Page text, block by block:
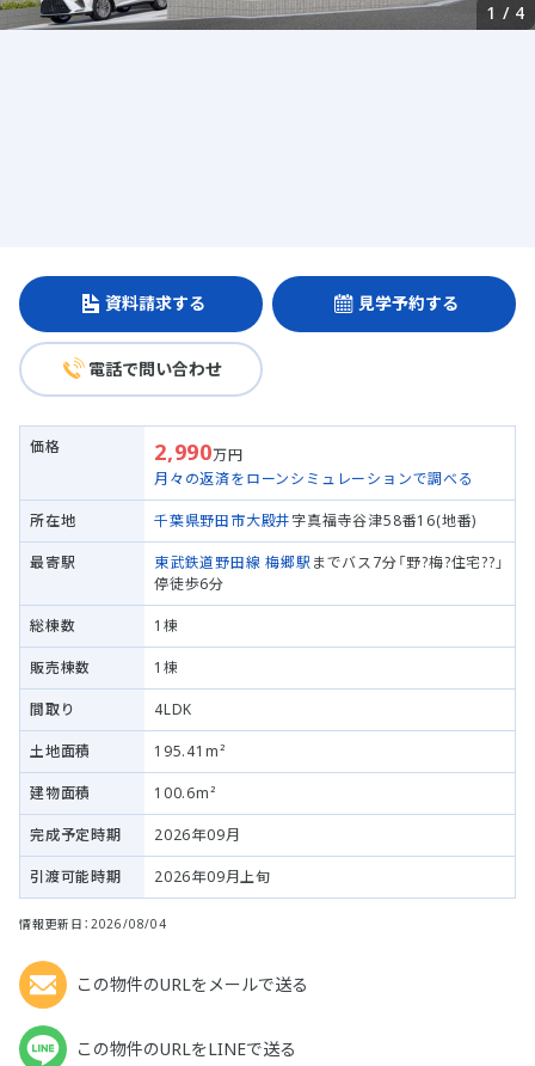
1 / 4
資料請求する 見学予約する
電話で問い合わせ
価格 2,990万円
月々の返済をローンシミュレーションで調べる
所在地 千葉県野田市大殿井字真福寺谷津58番16(地番)
最寄駅 東武鉄道野田線 梅郷駅 までバス7分「野?梅?住宅??」
停徒歩6分
総棟数 1棟
販売棟数 1棟
間取り 4LDK
土地面積 195.41m²
建物面積 100.6m²
完成予定時期 2026年09月
引渡可能時期 2026年09月上旬
情報更新日：2026/08/04
この物件のURLをメールで送る
この物件のURLをLINEで送る